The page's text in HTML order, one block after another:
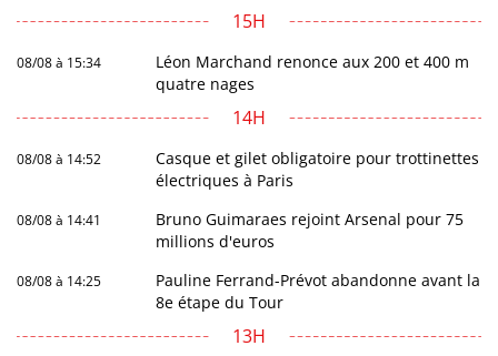
15H
08/08 à 15:34
Léon Marchand renonce aux 200 et 400 m
quatre nages
14H
08/08 à 14:52
Casque et gilet obligatoire pour trottinettes
électriques à Paris
08/08 à 14:41
Bruno Guimaraes rejoint Arsenal pour 75
millions d'euros
08/08 à 14:25
Pauline Ferrand-Prévot abandonne avant la
8e étape du Tour
13H